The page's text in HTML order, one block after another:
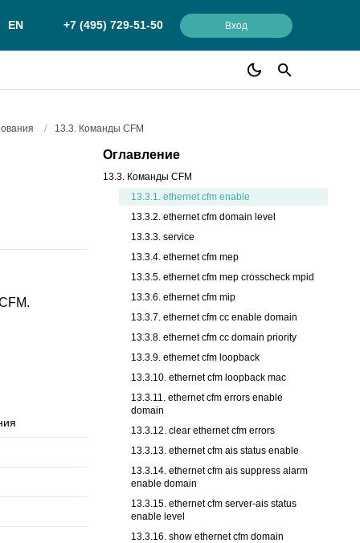
EN +7 (495) 729-51-50 Вход
/ 13.3. Команды CFM
Оглавление
13.3. Команды CFM
13.3.1. ethernet cfm enable
13.3.2. ethernet cfm domain level
13.3.3. service
13.3.4. ethernet cfm mep
13.3.5. ethernet cfm mep crosscheck mpid
13.3.6. ethernet cfm mip
13.3.7. ethernet cfm cc enable domain
13.3.8. ethernet cfm cc domain priority
13.3.9. ethernet cfm loopback
13.3.10. ethernet cfm loopback mac
13.3.11. ethernet cfm errors enable
domain
13.3.12. clear ethernet cfm errors
13.3.13. ethernet cfm ais status enable
13.3.14. ethernet cfm ais suppress alarm
enable domain
13.3.15. ethernet cfm server-ais status
enable level
13.3.16. show ethernet cfm domain